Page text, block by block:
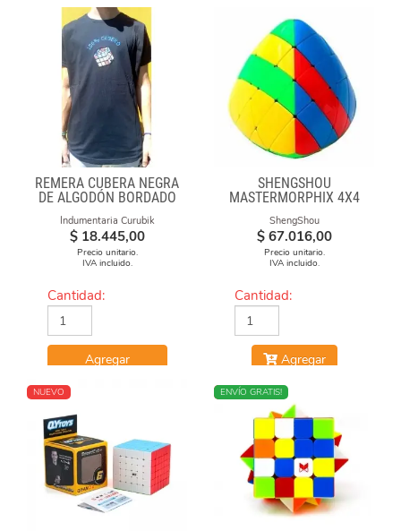
REMERA CUBERA NEGRA
DE ALGODÓN BORDADO
100% CUBERO
Indumentaria Curubik
$ 18.445,00
Precio unitario.
IVA incluido.
Cantidad:
Agregar
SHENGSHOU
MASTERMORPHIX 4X4
ShengShou
$ 67.016,00
Precio unitario.
IVA incluido.
Cantidad:
Agregar
NUEVO NUEVO
ENVÍO GRATIS!